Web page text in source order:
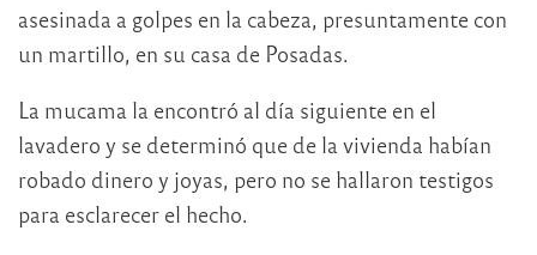
asesinada a golpes en la cabeza, presuntamente con
un martillo, en su casa de Posadas.
La mucama la encontró al día siguiente en el
lavadero y se determinó que de la vivienda habían
robado dinero y joyas, pero no se hallaron testigos
para esclarecer el hecho.